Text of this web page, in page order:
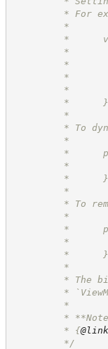
* For
*
*      var
*
*
*
*
*
*
* To
*
*
*
*
*
* To
*
*
*
*
*
* The bind
* `ViewModel`
*
* **Note:** If
* {@link
*/